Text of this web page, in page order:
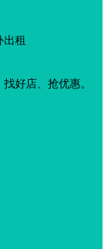
出租
好店、抢优惠。